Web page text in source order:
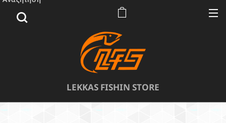
LEKKAS FISHIN STORE